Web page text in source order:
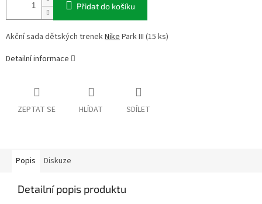
Přidat do košíku
Akční sada dětských trenekNikePark III (15 ks)
Detailní informace
ZEPTAT SE HLÍDAT SDÍLET
Popis Diskuze
Detailní popis produktu